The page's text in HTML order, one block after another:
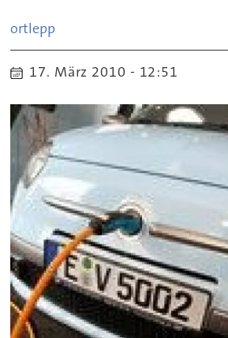
ortlepp
17. März 2010 - 12:51